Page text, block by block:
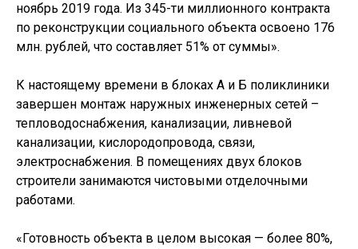
ноябрь 2019 года. Из 345-ти миллионного контракта
по реконструкции социального объекта освоено 176
млн. рублей, что составляет 51% от суммы».
К настоящему времени в блоках А и Б поликлиники
завершен монтаж наружных инженерных сетей –
тепловодоснабжения, канализации, ливневой
канализации, кислородопровода, связи,
электроснабжения. В помещениях двух блоков
строители занимаются чистовыми отделочными
работами.
«Готовность объекта в целом высокая — более 80%,